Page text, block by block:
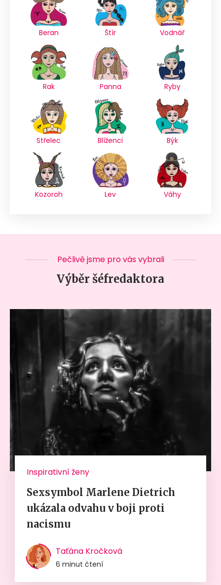
Beran Štír Vodnář
Rak Panna Ryby
Střelec Blíženci Býk
Kozoroh Lev Váhy
Pečlivě jsme pro vás vybrali
Výběr šéfredaktora
Inspirativní ženy
Sexsymbol Marlene Dietrich
ukázala odvahu v boji proti
nacismu
Taťána Kročková
6 minut čtení